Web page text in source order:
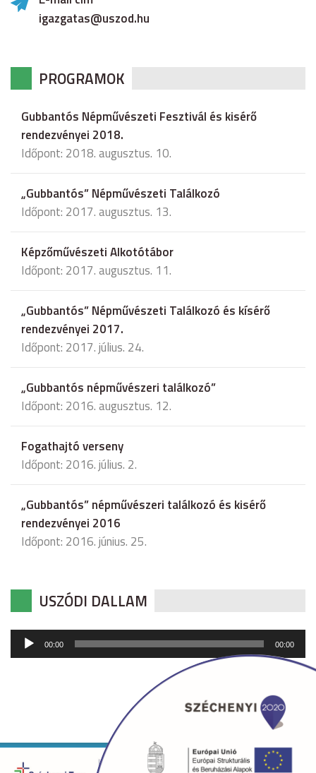
igazgatas@uszod.hu
PROGRAMOK
Gubbantós Népművészeti Fesztivál és kisérő
rendezvényei 2018.
Időpont: 2018. augusztus. 10.
„Gubbantós” Népművészeti Találkozó
Időpont: 2017. augusztus. 13.
Képzőművészeti Alkotótábor
Időpont: 2017. augusztus. 11.
„Gubbantós” Népművészeti Találkozó és kísérő
rendezvényei 2017.
Időpont: 2017. július. 24.
„Gubbantós népművészeri találkozó”
Időpont: 2016. augusztus. 12.
Fogathajtó verseny
Időpont: 2016. július. 2.
„Gubbantós” népművészeri találkozó és kisérő
rendezvényei 2016
Időpont: 2016. június. 25.
USZÓDI DALLAM
Audió
lejátszó
00:00 00:00
Copyright © 2026 uszod.hu Minden jog fenntartva. •